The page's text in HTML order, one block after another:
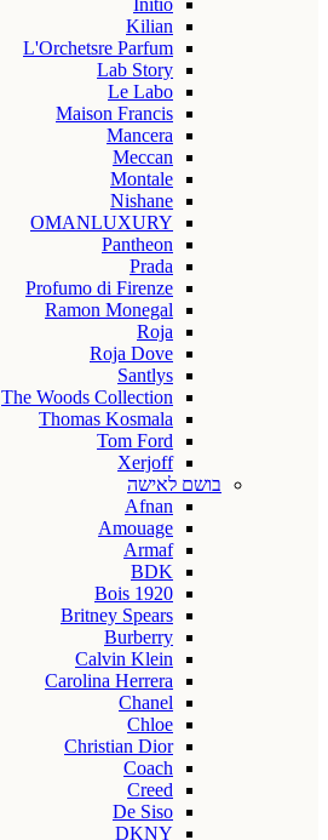
Initio
Kilian
L'Orchetsre Parfum
Lab Story
Le Labo
Maison Francis
Mancera
Meccan
Montale
Nishane
OMANLUXURY
Pantheon
Prada
Profumo di Firenze
Ramon Monegal
Roja
Roja Dove
Santlys
The Woods Collection
Thomas Kosmala
Tom Ford
Xerjoff
בושם לאישה
Afnan
Amouage
Armaf
BDK
Bois 1920
Britney Spears
Burberry
Calvin Klein
Carolina Herrera
Chanel
Chloe
Christian Dior
Coach
Creed
De Siso
DKNY